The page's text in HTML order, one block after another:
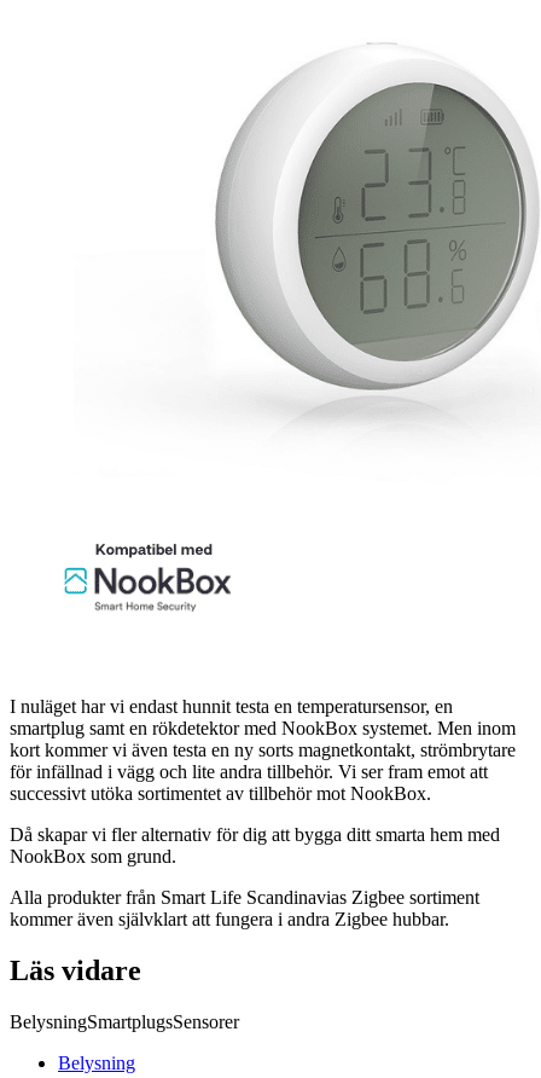
I nuläget har vi endast hunnit testa en temperatursensor, en
smartplug samt en rökdetektor med NookBox systemet. Men inom
kort kommer vi även testa en ny sorts magnetkontakt, strömbrytare
för infällnad i vägg och lite andra tillbehör. Vi ser fram emot att
successivt utöka sortimentet av tillbehör mot NookBox.
Då skapar vi fler alternativ för dig att bygga ditt smarta hem med
NookBox som grund.
Alla produkter från Smart Life Scandinavias Zigbee sortiment
kommer även självklart att fungera i andra Zigbee hubbar.
Läs vidare
BelysningSmartplugsSensorer
Belysning